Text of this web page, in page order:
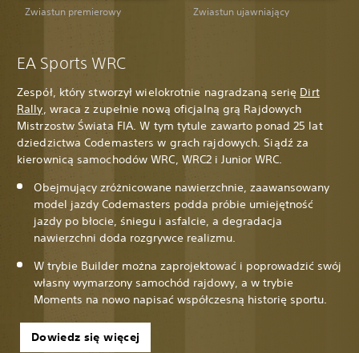
Zwiastun premierowy Zwiastun ujawniający
EA Sports WRC
Zespół, który stworzył wielokrotnie nagradzaną serię Dirt
Rally, wraca z zupełnie nową oficjalną grą Rajdowych
Mistrzostw Świata FIA. W tym tytule zawarto ponad 25 lat
dziedzictwa Codemasters w grach rajdowych. Siądź za
kierownicą samochodów WRC, WRC2 i Junior WRC.
Obejmujący zróżnicowane nawierzchnie, zaawansowany
model jazdy Codemasters podda próbie umiejętność
jazdy po błocie, śniegu i asfalcie, a degradacja
nawierzchni doda rozgrywce realizmu.
W trybie Builder można zaprojektować i poprowadzić swój
własny wymarzony samochód rajdowy, a w trybie
Moments na nowo napisać współczesną historię sportu.
Dowiedz się więcej